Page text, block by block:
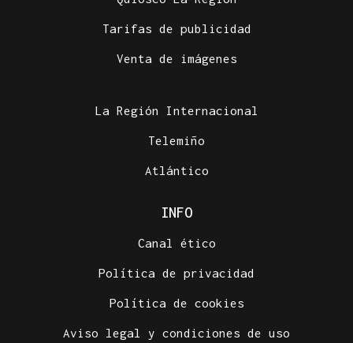
Tarifas de publicidad
Venta de imágenes
La Región Internacional
Telemiño
Atlántico
INFO
Canal ético
Política de privacidad
Política de cookies
Aviso legal y condiciones de uso